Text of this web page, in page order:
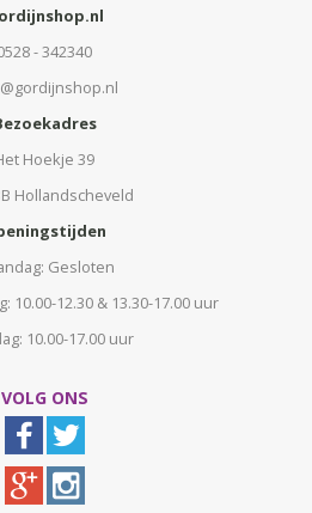
- 342340
Hoekje 39
Hollandscheveld
Gesloten
10.00-12.30 & 13.30-17.00 uur
10.00-17.00 uur
VOLG ONS